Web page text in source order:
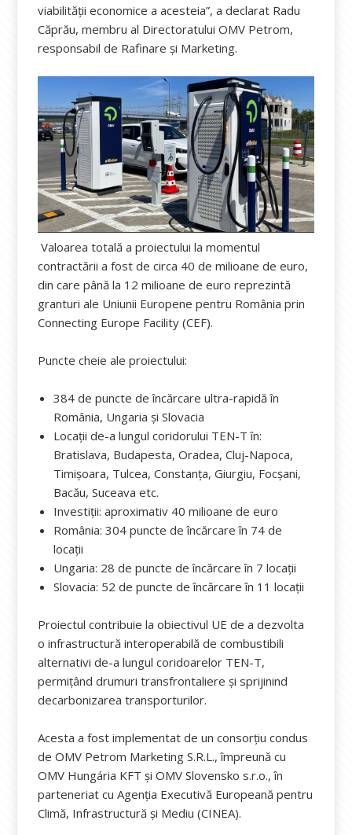
viabilității economice a acesteia”, a declarat Radu
Căprău, membru al Directoratului OMV Petrom,
responsabil de Rafinare și Marketing.
Valoarea totală a proiectului la momentul
contractării a fost de circa 40 de milioane de euro,
din care până la 12 milioane de euro reprezintă
granturi ale Uniunii Europene pentru România prin
Connecting Europe Facility (CEF).
Puncte cheie ale proiectului:
384 de puncte de încărcare ultra-rapidă în
România, Ungaria și Slovacia
Locații de-a lungul coridorului TEN-T în:
Bratislava, Budapesta, Oradea, Cluj-Napoca,
Timișoara, Tulcea, Constanța, Giurgiu, Focșani,
Bacău, Suceava etc.
Investiții: aproximativ 40 milioane de euro
România: 304 puncte de încărcare în 74 de
locații
Ungaria: 28 de puncte de încărcare în 7 locații
Slovacia: 52 de puncte de încărcare în 11 locații
Proiectul contribuie la obiectivul UE de a dezvolta
o infrastructură interoperabilă de combustibili
alternativi de-a lungul coridoarelor TEN-T,
permițând drumuri transfrontaliere și sprijinind
decarbonizarea transporturilor.
Acesta a fost implementat de un consorțiu condus
de OMV Petrom Marketing S.R.L., împreună cu
OMV Hungária KFT și OMV Slovensko s.r.o., în
parteneriat cu Agenția Executivă Europeană pentru
Climă, Infrastructură și Mediu (CINEA).